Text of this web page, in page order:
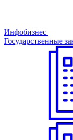
Инфобизнес
Государственные